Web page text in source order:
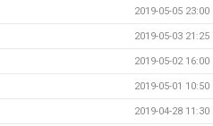
2019-05-05 23:00
2019-05-03 21:25
2019-05-02 16:00
2019-05-01 10:50
2019-04-28 11:30